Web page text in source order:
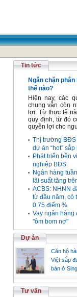
Tin tức
Ngăn chặn
thế nào?
Hiện nay, các
chung vẫn còn
lợi. Từ thực tế
quy định, từ đó
quyền lợi cho
Thị trường BĐS
dự án “hot” sắp
Phát triển bền
nghiệp BĐS
Ngân hàng
lãi suất tăng
ACBS: NHNN
từ đầu năm, có
0,75 điểm %
Vay ngân hàng
"ôm bom nợ"
Dự án
Căn hộ
Việt sắp
bán ở
Tư vấn